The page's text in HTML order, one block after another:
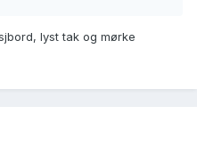
lyst tak og mørke